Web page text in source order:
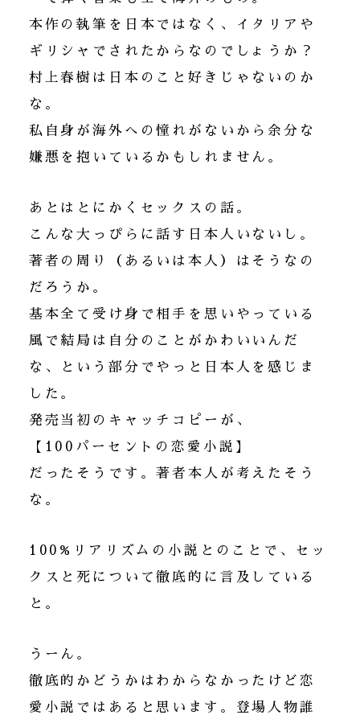
本作の執筆を日本ではなく、イタリアや
ギリシャでされたからなのでしょうか？
村上春樹は日本のこと好きじゃないのか
な。
私自身が海外への憧れがないから余分な
嫌悪を抱いているかもしれません。
あとはとにかくセックスの話。
こんな大っぴらに話す日本人いないし。
著者の周り（あるいは本人）はそうなの
だろうか。
基本全て受け身で相手を思いやっている
風で結局は自分のことがかわいいんだ
な、という部分でやっと日本人を感じま
した。
発売当初のキャッチコピーが、
【100パーセントの恋愛小説】
だったそうです。著者本人が考えたそう
な。
100%リアリズムの小説とのことで、セッ
クスと死について徹底的に言及している
と。
うーん。
徹底的かどうかはわからなかったけど恋
愛小説ではあると思います。登場人物誰